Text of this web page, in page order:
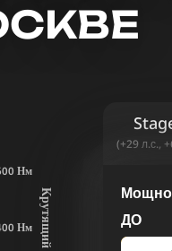
Нм
Нм
(+29 л.с.,
ДО